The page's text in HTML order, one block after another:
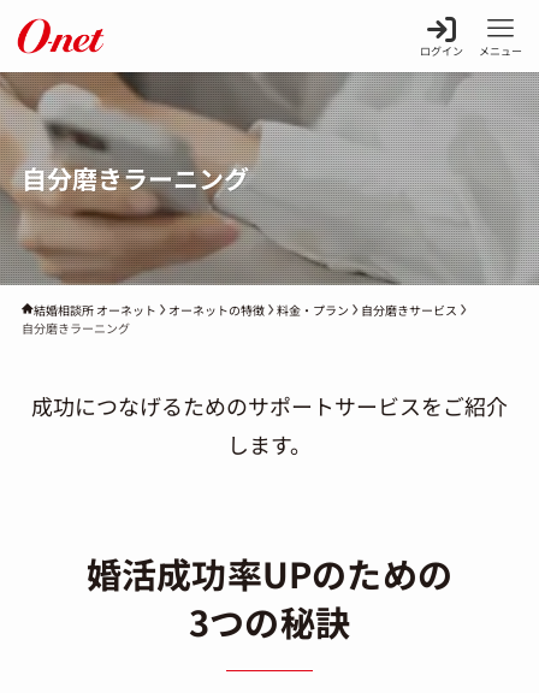
ログイン メニュー
自分磨きラーニング
結婚相談所 オーネット オーネットの特徴 料金・プラン
自分磨きサービス
自分磨きラーニング
成功につなげるためのサポートサービスをご紹介
します。
婚活成功率UPのための
3つの秘訣